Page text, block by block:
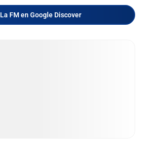
La FM en Google Discover